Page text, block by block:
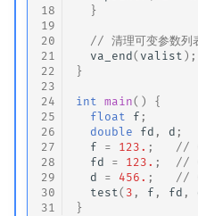
18
19
20
21
22
23
24
25
26
27
28
29
30
31
}
// 清理可变参数列
va_end( valist );
}
int main()
{
float
f ;
double
fd , d ;
f
= 123. ;
//
fd
= 123. ;
//
d
= 456. ;
//
test( 3 , f , fd ,
}